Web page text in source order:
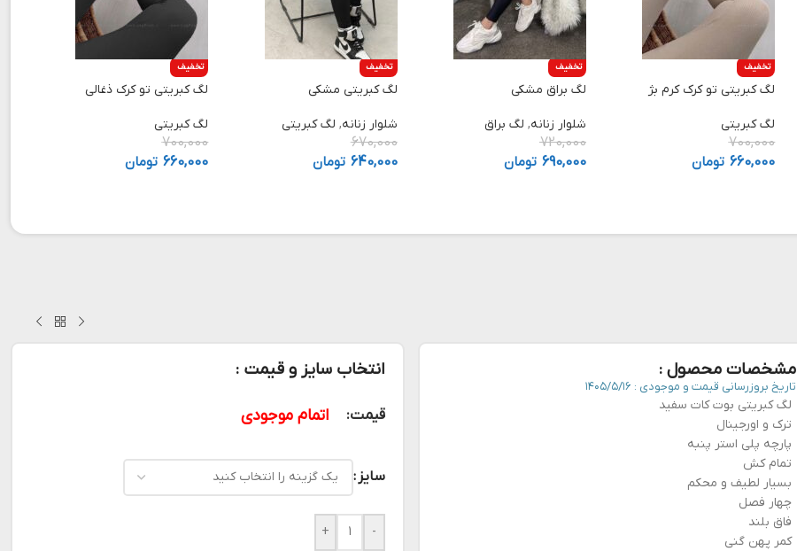
تخفیف
لگ کبریتی تو کرک کرم بژ
لگ کبریتی
700,000
660,000 تومان
تخفیف
لگ براق مشکی
شلوار زنانه, لگ براق
720,000
690,000 تومان
تخفیف
لگ کبریتی مشکی
شلوار زنانه, لگ کبریتی
670,000
640,000 تومان
تخفیف
لگ کبریتی تو کرک ذغالی
لگ کبریتی
700,000
660,000 تومان
مشخصات محصول :
تاریخ بروزرسانی قیمت و موجودی : ۱۴۰۵/۵/۱۶
لگ کبریتی بوت کات سفید
ترک و اورجینال
پارچه پلی استر پنبه
تمام کش
بسیار لطیف و محکم
چهار فصل
فاق بلند
کمر پهن گنی
انتخاب سایز و قیمت :
قیمت: اتمام موجودی
سایز
-
+